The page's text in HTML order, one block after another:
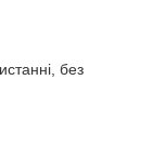
без